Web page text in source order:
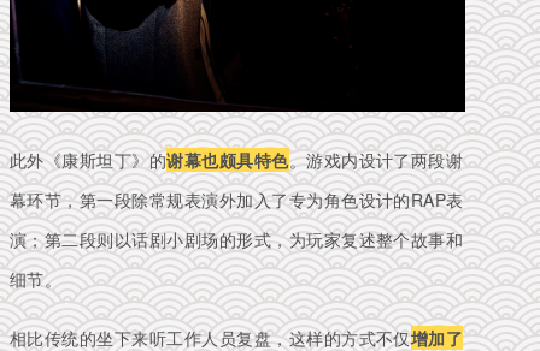
此外《康斯坦丁》的谢幕也颇具特色。游戏内设计了两段谢
幕环节，第一段除常规表演外加入了专为角色设计的RAP表
演；第二段则以话剧小剧场的形式，为玩家复述整个故事和
细节。
相比传统的坐下来听工作人员复盘，这样的方式不仅增加了